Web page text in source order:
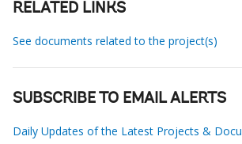
RELATED LINKS
See documents related to the project(s)
SUBSCRIBE TO EMAIL ALERTS
Daily Updates of the Latest Projects &